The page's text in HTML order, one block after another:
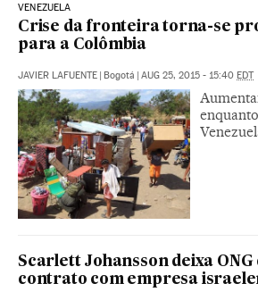
VENEZUELA
Crise da fronteira torna-se
para a Colômbia
JAVIER LAFUENTE | Bogotá | AUG 25, 2015 - 15:40 EDT
Scarlett Johansson deixa ONG
contrato com empresa